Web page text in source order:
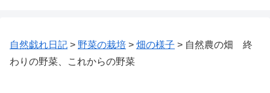
自然戯れ日記 > 野菜の栽培 > 畑の様子 > 自然農の畑 終
わりの野菜、これからの野菜